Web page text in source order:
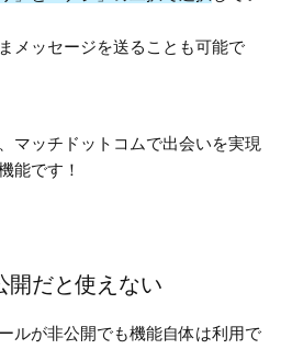
メッセージを送ることも可能で
マッチドットコムで出会いを実現
能です！
開だと使えない
ルが非公開でも機能自体は利用で